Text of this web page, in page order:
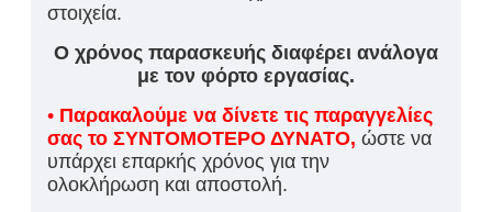
στοιχεία.
Ο χρόνος παρασκευής διαφέρει ανάλογα
με τον φόρτο εργασίας.
• Παρακαλούμε να δίνετε τις παραγγελίες
σας το ΣΥΝΤΟΜΟΤΕΡΟ ΔΥΝΑΤΟ, ώστε να
υπάρχει επαρκής χρόνος για την
ολοκλήρωση και αποστολή.